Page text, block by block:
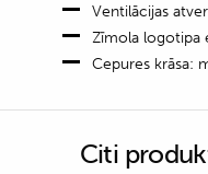
Ventilācijas
Zīmola logotipa
Cepures krāsa:
Citi